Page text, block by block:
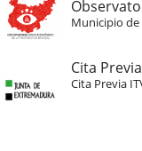
Municipio
Cita
Cita Previa